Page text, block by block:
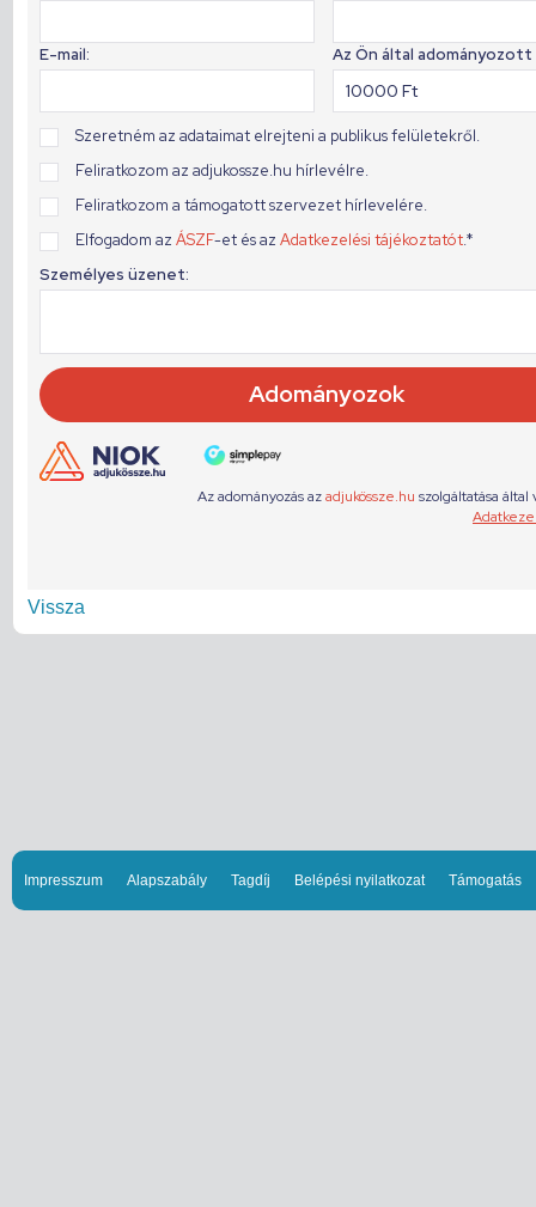
Vissza
Impresszum Alapszabály Tagdíj Belépési nyilatkozat Támogatás